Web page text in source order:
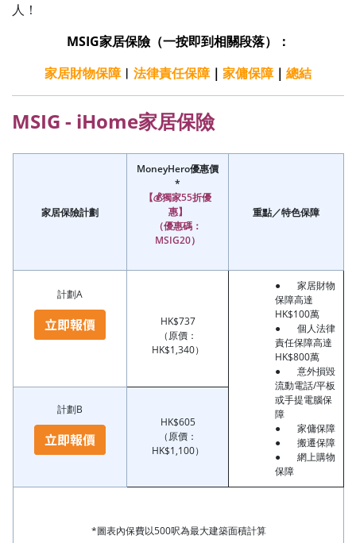
人！
MSIG家居保險（一按即到相關段落）：
家居財物保障︱ 法律責任保障｜ 家傭保障｜ 總結
MSIG - iHome家居保險
家居保險計劃
MoneyHero優惠價
*
【💰獨家55折優
惠】
（優惠碼：
MSIG20）
重點／特色保障
計劃A
HK$737
（原價：
HK$1,340）
● 家居財物
保障高達
HK$100萬
● 個人法律
責任保障高達
HK$800萬
● 意外損毀
流動電話/平板
或手提電腦保
障
● 家傭保障
● 搬遷保障
● 網上購物
保障
計劃B
HK$605
（原價：
HK$1,100）
*圖表內保費以500呎為最大建築面積計算